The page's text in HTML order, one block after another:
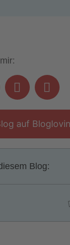
auf
Blog: